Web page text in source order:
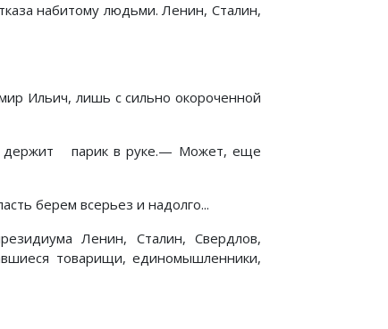
набитому людьми. Ленин, Сталин,
Ильич, лишь с сильно окороченной
держит парик в руке.— Может, еще
берем всерьез и надолго...
Ленин, Сталин, Свердлов,
товарищи, единомышленники,